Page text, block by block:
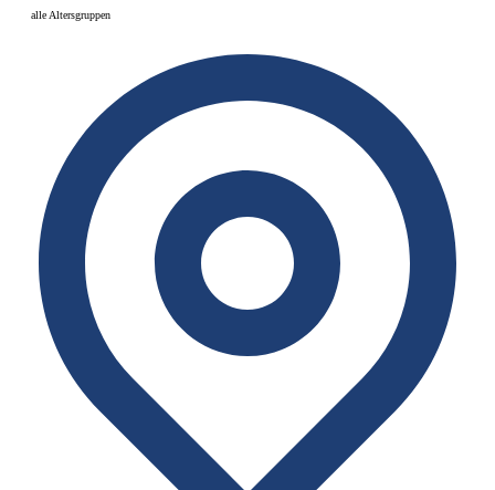
alle Altersgruppen